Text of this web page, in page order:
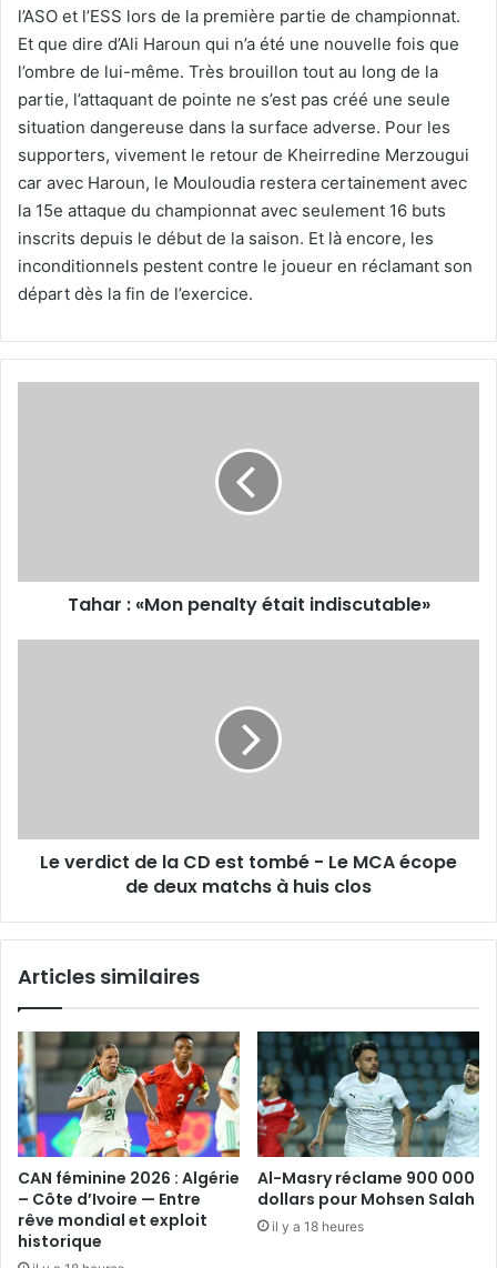
l’ASO et l’ESS lors de la première partie de championnat.
Et que dire d’Ali Haroun qui n’a été une nouvelle fois que
l’ombre de lui-même. Très brouillon tout au long de la
partie, l’attaquant de pointe ne s’est pas créé une seule
situation dangereuse dans la surface adverse. Pour les
supporters, vivement le retour de Kheirredine Merzougui
car avec Haroun, le Mouloudia restera certainement avec
la 15e attaque du championnat avec seulement 16 buts
inscrits depuis le début de la saison. Et là encore, les
inconditionnels pestent contre le joueur en réclamant son
départ dès la fin de l’exercice.
Tahar : «Mon penalty était indiscutable»
Le
MCA
à
Le verdict de la CD est tombé - Le MCA écope
de deux matchs à huis clos
Articles similaires
CAN féminine 2026 : Algérie
– Côte d’Ivoire — Entre
rêve mondial et exploit
historique
Al-Masry réclame 900 000
dollars pour Mohsen Salah
il y a 18 heures